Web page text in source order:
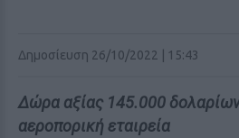
Δημοσίευση 26/10/2022 | 15:43
Δώρα αξίας 145.000
αεροπορική εταιρεία